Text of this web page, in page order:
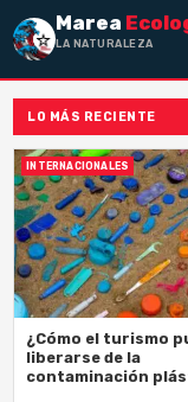
Marea
LA NATURALEZA NO
LO MÁS RECIENTE
INTERNACIONALES
¿Cómo el turismo
liberarse de la
contaminación